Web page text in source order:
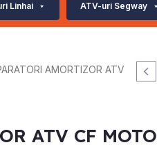
Linhai ATV-uri Segway
AMORTIZOR ATV
ATV CF MOTO